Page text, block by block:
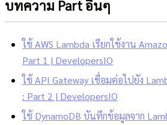
บทความ Part อื่นๆ
ใช้ AWS Lambda เรียกใช้งาน
Part 1 | DevelopersIO
ใช้ API Gateway เชื่อมต่อไปยัง
: Part 2 | DevelopersIO
ใช้ DynamoDB บันทึกข้อมูลจาก